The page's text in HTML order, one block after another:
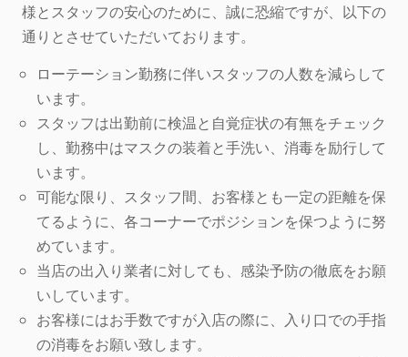
様とスタッフの安心のために、誠に恐縮ですが、以下の
通りとさせていただいております。
ローテーション勤務に伴いスタッフの人数を減らして
います。
スタッフは出勤前に検温と自覚症状の有無をチェック
し、勤務中はマスクの装着と手洗い、消毒を励行して
います。
可能な限り、スタッフ間、お客様とも一定の距離を保
てるように、各コーナーでポジションを保つように努
めています。
当店の出入り業者に対しても、感染予防の徹底をお願
いしています。
お客様にはお手数ですが入店の際に、入り口での手指
の消毒をお願い致します。